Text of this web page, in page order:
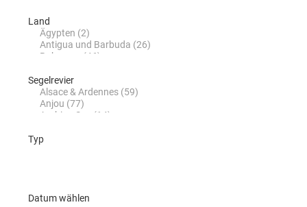
Dufour 520 Grand Large La Esperanza in
Jeanneau 53 Anja Sophie in Marmaris in
der Türkei